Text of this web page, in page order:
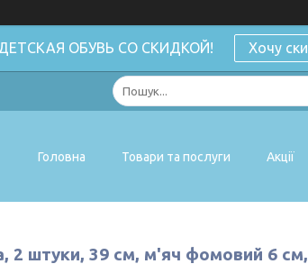
ДЕТСКАЯ ОБУВЬ СО СКИДКОЙ! Хочу
Головна Товари та послуги Акції
2 штуки, 39 см, м'яч фомовий 6 см,